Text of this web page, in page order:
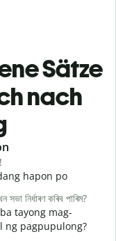
Sätze
nach
hapon po
নিৰ্ধাৰণ কৰিব পাৰিম?
tayong mag-
ng pagpupulong?